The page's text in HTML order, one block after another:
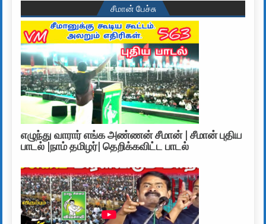
சீமான் பேச்சு
எழுந்து வாரார் எங்க அண்ணன் சீமான் | சீமான் புதிய
பாடல் |நாம் தமிழர்| தெறிக்கவிட்ட பாடல்